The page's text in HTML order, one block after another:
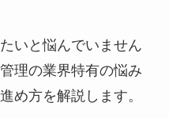
いと悩んでいません
理の業界特有の悩み
め方を解説します。